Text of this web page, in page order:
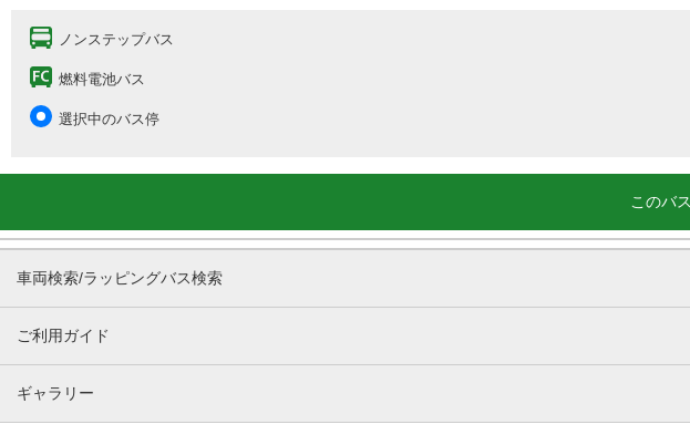
ノンステップバス
燃料電池バス
選択中のバス停
このバ
車両検索/ラッピングバス検索
ご利用ガイド
ギャラリー